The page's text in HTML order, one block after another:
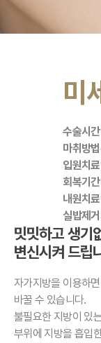
미
수술시간
마취방법
입원치료
회복기간
내원치료
실밥제거
밋밋하고 생기
변신시켜 드립
자가지방을 이용하
바꿀 수 있습니다.
불필요한 지방이 있
부위에 지방을 흡입